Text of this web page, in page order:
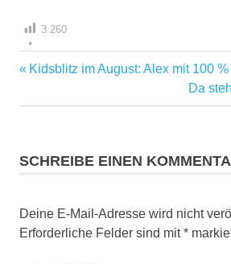
3.260
Beitragsnavigation
Vorheriger
Kidsblitz im August: Alex mit 100 %
Beitrag:
Da
SCHREIBE EINEN
Deine E-Mail-Adresse wird nicht
Erforderliche Felder sind mit*